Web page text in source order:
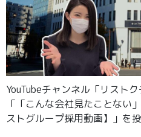
YouTubeチャンネル「リスト
「「こんな会社見たことない
ストグループ採用動画】」を